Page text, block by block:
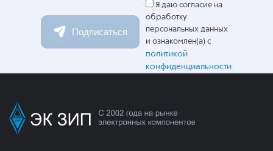
Подписаться
Я даю согласие на
обработку
персональных данных
и ознакомлен(а) с
политикой
конфиденциальности